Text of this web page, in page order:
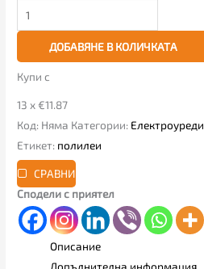
ДОБАВЯНЕ В КОЛИЧКАТА
Купи с
13 x €11.87
Код: Няма Категории: Електроуреди
Етикет: полилеи
СРАВНИ
Сподели с приятел
Описание